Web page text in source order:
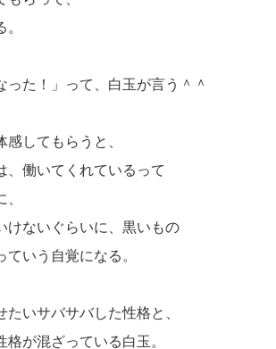
った！」って、白玉が言う＾＾
感してもらうと、
、働いてくれているって
けないぐらいに、黒いもの
ていう自覚になる。
たいサバサバした性格と、
が混ざっている白玉。